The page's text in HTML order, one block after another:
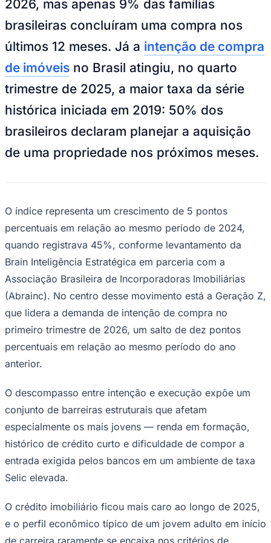
NBA
Fórmula 1
Tênis (ATP)
NHL
Vôlei
NBB
Brasileirão Série B
Copa América
Champions League
Premier League
La Liga
Bundesliga
Mundial 2026
Times - Ir direto
2026, mas apenas 9% das famílias
brasileiras concluíram uma compra nos
últimos 12 meses. Já a intenção de compra
de imóveis no Brasil atingiu, no quarto
trimestre de 2025, a maior taxa da série
histórica iniciada em 2019: 50% dos
brasileiros declaram planejar a aquisição
de uma propriedade nos próximos meses.
O índice representa um crescimento de 5 pontos
percentuais em relação ao mesmo período de 2024,
quando registrava 45%, conforme levantamento da
Brain Inteligência Estratégica em parceria com a
Associação Brasileira de Incorporadoras Imobiliárias
(Abrainc). No centro desse movimento está a Geração Z,
que lidera a demanda de intenção de compra no
primeiro trimestre de 2026, um salto de dez pontos
percentuais em relação ao mesmo período do ano
anterior.
O descompasso entre intenção e execução expõe um
conjunto de barreiras estruturais que afetam
especialmente os mais jovens — renda em formação,
histórico de crédito curto e dificuldade de compor a
entrada exigida pelos bancos em um ambiente de taxa
Selic elevada.
O crédito imobiliário ficou mais caro ao longo de 2025,
e o perfil econômico típico de um jovem adulto em início
de carreira raramente se encaixa nos critérios de